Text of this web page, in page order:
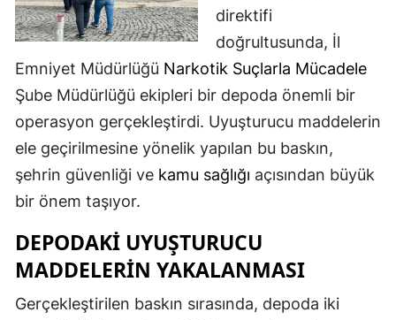
Erzurum
Gaziantep
Giresun
Hatay
Isparta
direktifi
doğrultusunda, İl
Emniyet Müdürlüğü Narkotik Suçlarla Mücadele
Şube Müdürlüğü ekipleri bir depoda önemli bir
operasyon gerçekleştirdi. Uyuşturucu maddelerin
ele geçirilmesine yönelik yapılan bu baskın,
şehrin güvenliği ve kamu sağlığı açısından büyük
bir önem taşıyor.
DEPODAKI UYUŞTURUCU
MADDELERIN YAKALANMASI
Gerçekleştirilen baskın sırasında, depoda iki